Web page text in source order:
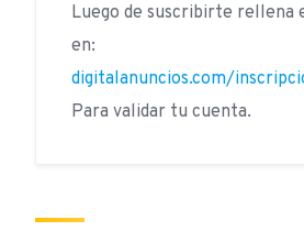
Luego de suscribirte rellena
en:
digitalanuncios.com/
Para validar tu cuenta.